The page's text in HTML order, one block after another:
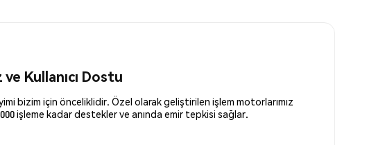
Kullanıcı Dostu
bizim için önceliklidir. Özel olarak geliştirilen işlem motorlarımız
işleme kadar destekler ve anında emir tepkisi sağlar.